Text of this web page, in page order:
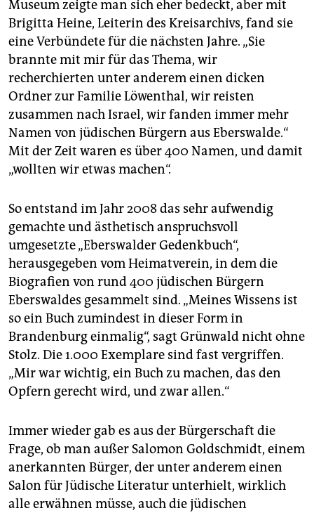
Museum zeigte man sich eher bedeckt, aber mit
Brigitta Heine, Leiterin des Kreisarchivs, fand sie
eine Verbündete für die nächsten Jahre. „Sie
brannte mit mir für das Thema, wir
recherchierten unter anderem einen dicken
Ordner zur Familie Löwenthal, wir reisten
zusammen nach Israel, wir fanden immer mehr
Namen von jüdischen Bürgern aus Eberswalde.“
Mit der Zeit waren es über 400 Namen, und damit
„wollten wir etwas machen“.
So entstand im Jahr 2008 das sehr aufwendig
gemachte und ästhetisch anspruchsvoll
umgesetzte „Eberswalder Gedenkbuch“,
herausgegeben vom Heimatverein, in dem die
Biografien von rund 400 jüdischen Bürgern
Eberswaldes gesammelt sind. „Meines Wissens ist
so ein Buch zumindest in dieser Form in
Brandenburg einmalig“, sagt Grünwald nicht ohne
Stolz. Die 1.000 Exemplare sind fast vergriffen.
„Mir war wichtig, ein Buch zu machen, das den
Opfern gerecht wird, und zwar allen.“
Immer wieder gab es aus der Bürgerschaft die
Frage, ob man außer Salomon Goldschmidt, einem
anerkannten Bürger, der unter anderem einen
Salon für Jüdische Literatur unterhielt, wirklich
alle erwähnen müsse, auch die jüdischen